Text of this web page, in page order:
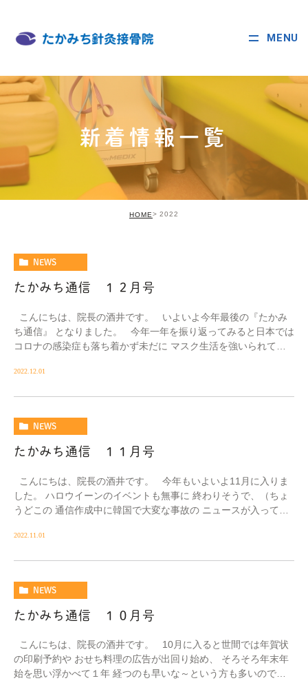
MENU
新着情報一覧
HOME 2022
NEWS
たかみち通信 １２月号
こんにちは、院長の酒井です。 いよいよ今年最後の『たかみ
ち通信』 となりました。 今年一年を振り返ってみると日本では
コロナの感染症も落ち着かず未だに マスク生活を強いられてい
2022.12.01
NEWS
たかみち通信 １１月号
こんにちは、院長の酒井です。 今年もいよいよ11月に入りま
した。 ハロウイーンのイベントも無事に 終わりそうで、（ちょ
うどこの 通信作成中に韓国で大変な事故の ニュースが入ってき
2022.11.01
NEWS
たかみち通信 １０月号
こんにちは、院長の酒井です。 10月に入ると世間では年賀状
の印刷予約や おせち料理の広告が出回り始め、 そろそろ年末年
始を思い浮かべて１年 経つのも早いな～という方も多いのでは